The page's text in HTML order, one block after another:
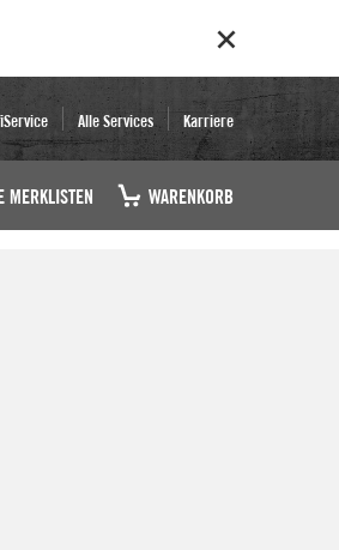
Alle Services Karriere
MERKLISTEN WARENKORB